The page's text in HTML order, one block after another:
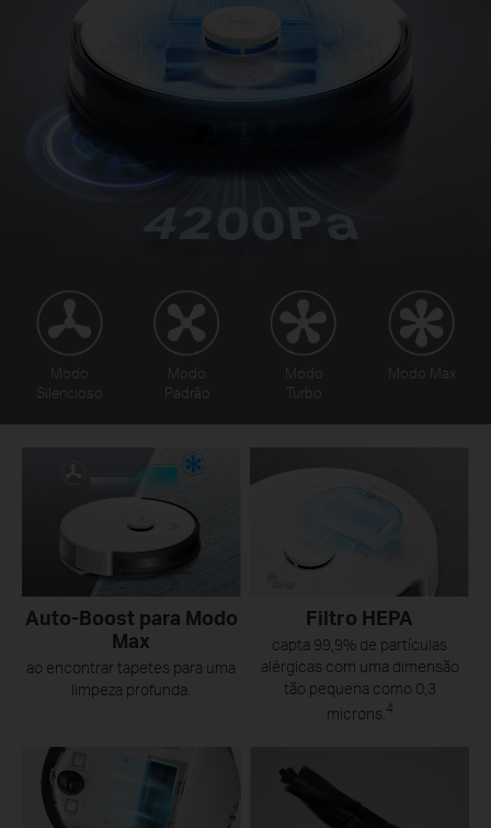
Modo
Silencioso
Modo
Padrão
Modo
Turbo
Modo Max
Auto-Boost para Modo
Max
ao encontrar tapetes para uma
limpeza profunda.
Filtro HEPA
capta 99,9% de partículas
alérgicas com uma dimensão
tão pequena como 0,3
microns. 4